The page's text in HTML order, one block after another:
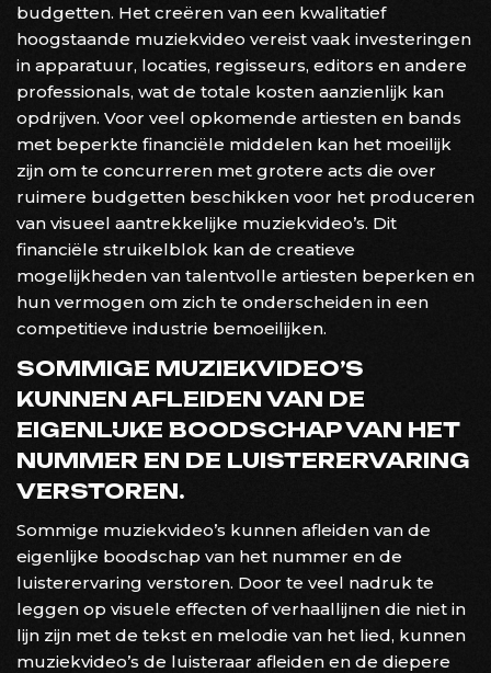
budgetten. Het creëren van een kwalitatief
hoogstaande muziekvideo vereist vaak investeringen
in apparatuur, locaties, regisseurs, editors en andere
professionals, wat de totale kosten aanzienlijk kan
opdrijven. Voor veel opkomende artiesten en bands
met beperkte financiële middelen kan het moeilijk
zijn om te concurreren met grotere acts die over
ruimere budgetten beschikken voor het produceren
van visueel aantrekkelijke muziekvideo’s. Dit
financiële struikelblok kan de creatieve
mogelijkheden van talentvolle artiesten beperken en
hun vermogen om zich te onderscheiden in een
competitieve industrie bemoeilijken.
SOMMIGE MUZIEKVIDEO’S
KUNNEN AFLEIDEN VAN DE
EIGENLIJKE BOODSCHAP VAN HET
NUMMER EN DE LUISTERERVARING
VERSTOREN.
Sommige muziekvideo’s kunnen afleiden van de
eigenlijke boodschap van het nummer en de
luisterervaring verstoren. Door te veel nadruk te
leggen op visuele effecten of verhaallijnen die niet in
lijn zijn met de tekst en melodie van het lied, kunnen
muziekvideo’s de luisteraar afleiden en de diepere